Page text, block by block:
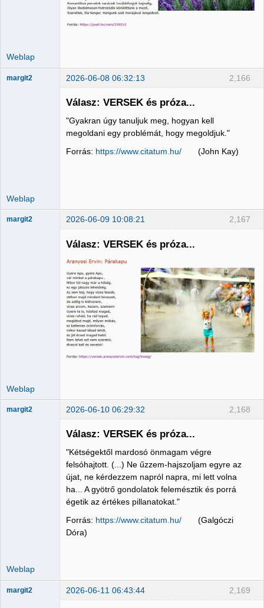
Weblap
2,166
margit2 2026-06-08 06:32:13
Válasz: VERSEK és próza...
"Gyakran úgy tanuljuk meg, hogyan kell
megoldani egy problémát, hogy megoldjuk."
Forrás: https://www.citatum.hu/ (John Kay)
Weblap
2,167
margit2 2026-06-09 10:08:21
Válasz: VERSEK és próza...
Weblap
2,168
margit2 2026-06-10 06:29:32
Válasz: VERSEK és próza...
"Kétségektől mardosó önmagam végre
felsóhajtott. (...) Ne űzzem-hajszoljam egyre az
újat, ne kérdezzem napról napra, mi lett volna
ha... A gyötrő gondolatok felemésztik és porrá
égetik az értékes pillanatokat."
Forrás: https://www.citatum.hu/ (Galgóczi
Dóra)
Weblap
2,169
margit2 2026-06-11 06:43:44